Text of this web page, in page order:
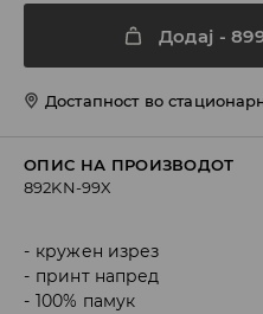
Додај -
Достапност во
ОПИС НА ПРОИЗВОДОТ
892KN-99X
кружен изрез
принт напред
100% памук